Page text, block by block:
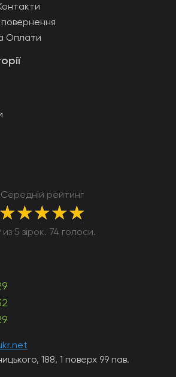
188, 1 поверх 99 пав.
Середній рейтинг
★★★★★
из 5 зірок. 74 голоси.
повернення
Оплати